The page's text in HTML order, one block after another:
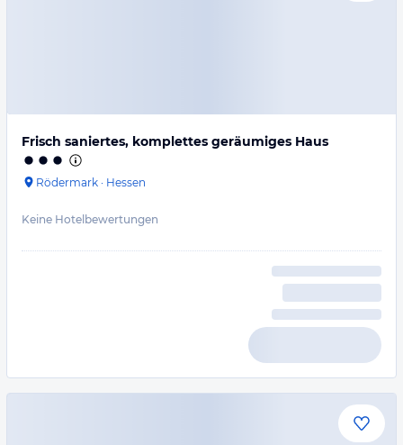
Frisch saniertes, komplettes geräumiges Haus
Rödermark · Hessen
Keine Hotelbewertungen